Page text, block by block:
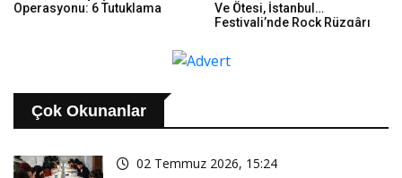
Operasyonu: 6 Tutuklama
Ve Ötesi, İstanbul
Festivali’nde Rock Rüzgârı
Çok Okunanlar
02 Temmuz 2026, 15:24